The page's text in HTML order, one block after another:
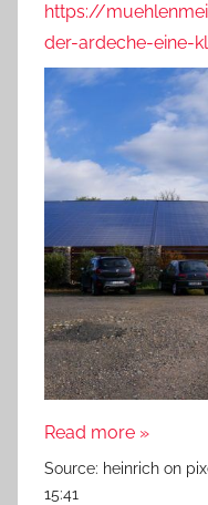
https://
der-ardeche-eine-
Read more »
Source: heinrich on
15:41